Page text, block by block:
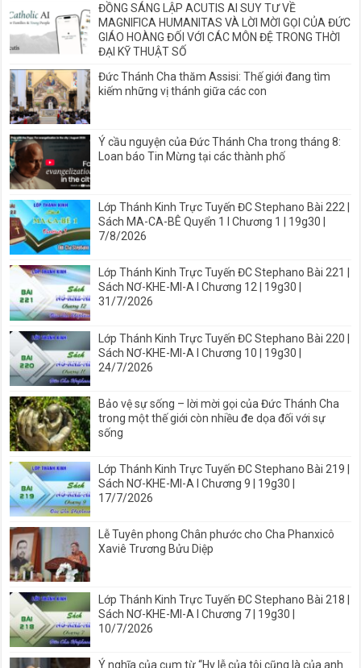
ĐỒNG SÁNG LẬP ACUTIS AI SUY TƯ VỀ
MAGNIFICA HUMANITAS VÀ LỜI MỜI GỌI CỦA ĐỨC
GIÁO HOÀNG ĐỐI VỚI CÁC MÔN ĐỆ TRONG THỜI
ĐẠI KỸ THUẬT SỐ
Đức Thánh Cha thăm Assisi: Thế giới đang tìm
kiếm những vị thánh giữa các con
Ý cầu nguyện của Đức Thánh Cha trong tháng 8:
Loan báo Tin Mừng tại các thành phố
Lớp Thánh Kinh Trực Tuyến ĐC Stephano Bài 222 |
Sách MA-CA-BÊ Quyển 1 I Chương 1 | 19g30 |
7/8/2026
Lớp Thánh Kinh Trực Tuyến ĐC Stephano Bài 221 |
Sách NƠ-KHE-MI-A I Chương 12 | 19g30 |
31/7/2026
Lớp Thánh Kinh Trực Tuyến ĐC Stephano Bài 220 |
Sách NƠ-KHE-MI-A I Chương 10 | 19g30 |
24/7/2026
Bảo vệ sự sống – lời mời gọi của Đức Thánh Cha
trong một thế giới còn nhiều đe dọa đối với sự
sống
Lớp Thánh Kinh Trực Tuyến ĐC Stephano Bài 219 |
Sách NƠ-KHE-MI-A I Chương 9 | 19g30 |
17/7/2026
Lễ Tuyên phong Chân phước cho Cha Phanxicô
Xaviê Trương Bửu Diệp
Lớp Thánh Kinh Trực Tuyến ĐC Stephano Bài 218 |
Sách NƠ-KHE-MI-A I Chương 7 | 19g30 |
10/7/2026
Ý nghĩa của cụm từ “Hy lễ của tôi cũng là của anh